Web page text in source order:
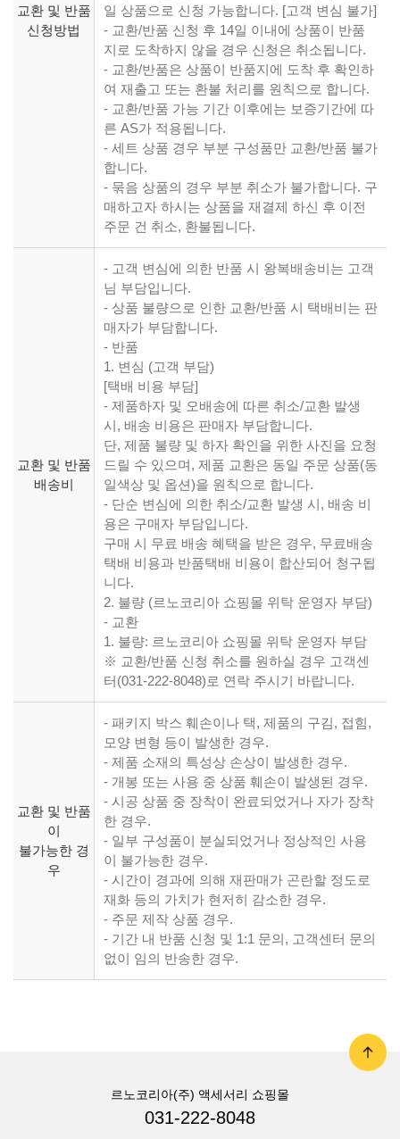
교환 및 반품
신청방법
일 상품으로 신청 가능합니다. [고객 변심 불가]
- 교환/반품 신청 후 14일 이내에 상품이 반품
지로 도착하지 않을 경우 신청은 취소됩니다.
- 교환/반품은 상품이 반품지에 도착 후 확인하
여 재출고 또는 환불 처리를 원칙으로 합니다.
- 교환/반품 가능 기간 이후에는 보증기간에 따
른 AS가 적용됩니다.
- 세트 상품 경우 부분 구성품만 교환/반품 불가
합니다.
- 묶음 상품의 경우 부분 취소가 불가합니다. 구
매하고자 하시는 상품을 재결제 하신 후 이전
주문 건 취소, 환불됩니다.
교환 및 반품
배송비
- 고객 변심에 의한 반품 시 왕복배송비는 고객
님 부담입니다.
- 상품 불량으로 인한 교환/반품 시 택배비는 판
매자가 부담합니다.
- 반품
1. 변심 (고객 부담)
[택배 비용 부담]
- 제품하자 및 오배송에 따른 취소/교환 발생
시, 배송 비용은 판매자 부담합니다.
단, 제품 불량 및 하자 확인을 위한 사진을 요청
드릴 수 있으며, 제품 교환은 동일 주문 상품(동
일색상 및 옵션)을 원칙으로 합니다.
- 단순 변심에 의한 취소/교환 발생 시, 배송 비
용은 구매자 부담입니다.
구매 시 무료 배송 혜택을 받은 경우, 무료배송
택배 비용과 반품택배 비용이 합산되어 청구됩
니다.
2. 불량 (르노코리아 쇼핑몰 위탁 운영자 부담)
- 교환
1. 불량: 르노코리아 쇼핑몰 위탁 운영자 부담
※ 교환/반품 신청 취소를 원하실 경우 고객센
터(031-222-8048)로 연락 주시기 바랍니다.
교환 및 반품
이
불가능한 경
우
- 패키지 박스 훼손이나 택, 제품의 구김, 접힘,
모양 변형 등이 발생한 경우.
- 제품 소재의 특성상 손상이 발생한 경우.
- 개봉 또는 사용 중 상품 훼손이 발생된 경우.
- 시공 상품 중 장착이 완료되었거나 자가 장착
한 경우.
- 일부 구성품이 분실되었거나 정상적인 사용
이 불가능한 경우.
- 시간이 경과에 의해 재판매가 곤란할 정도로
재화 등의 가치가 현저히 감소한 경우.
- 주문 제작 상품 경우.
- 기간 내 반품 신청 및 1:1 문의, 고객센터 문의
없이 임의 반송한 경우.
르노코리아(주) 액세서리 쇼핑몰
031-222-8048